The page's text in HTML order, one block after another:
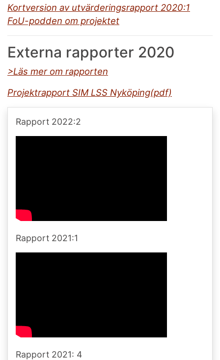
Kortversion av utvärderingsrapport 2020:1
FoU-podden om projektet
Externa rapporter 2020
>Läs mer om rapporten
Projektrapport SIM LSS Nyköping(pdf)
Rapport 2022:2
Rapport 2021:1
Rapport 2021: 4